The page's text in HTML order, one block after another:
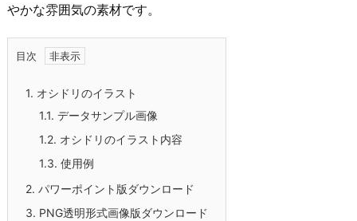
やかな雰囲気の素材です。
目次
1. オシドリのイラスト
1.1. データサンプル画像
1.2. オシドリのイラスト内容
1.3. 使用例
2. パワーポイント版ダウンロード
3. PNG透明形式画像版ダウンロード